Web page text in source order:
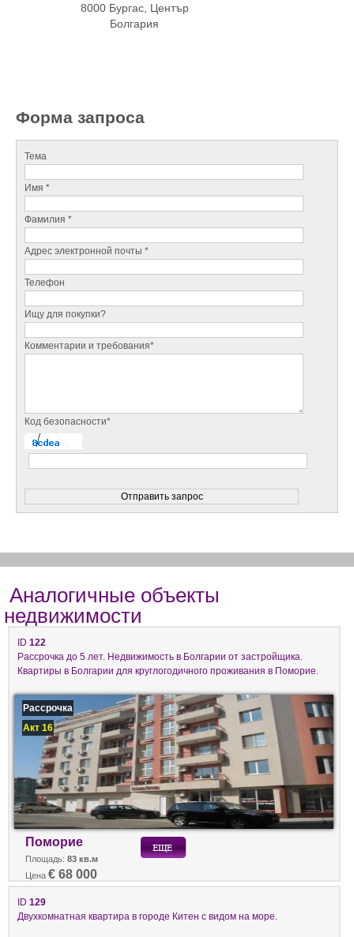
8000 Бургас, Център
Болгария
Форма запроса
Тема
Имя *
Фамилия *
Адрес электронной почты *
Телефон
Ищу для покупки?
Комментарии и требования*
Код безопасности*
Аналогичные объекты
недвижимости
ID 122
Рассрочка до 5 лет. Недвижимость в Болгарии от застройщика.
Квартиры в Болгарии для круглогодичного проживания в Поморие.
Рассрочка
Акт 16
Поморие
Площадь: 83 кв.м
Цена € 68 000
ID 129
Двухкомнатная квартира в городе Китен с видом на море.